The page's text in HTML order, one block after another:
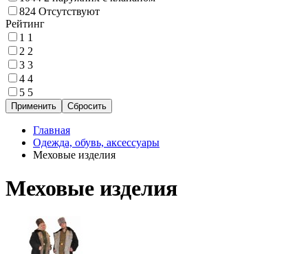
824 Отсутствуют
Рейтинг
1 1
2 2
3 3
4 4
5 5
Главная
Одежда, обувь, аксессуары
Меховые изделия
Меховые изделия